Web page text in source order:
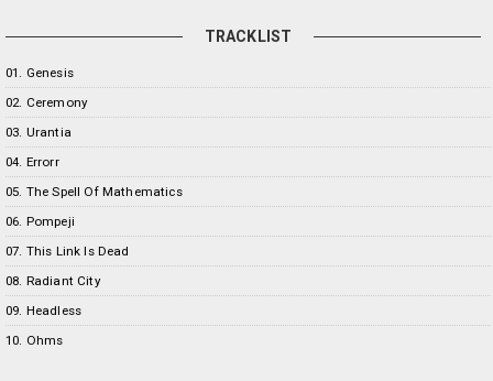
TRACKLIST
01. Genesis
02. Ceremony
03. Urantia
04. Errorr
05. The Spell Of Mathematics
06. Pompeji
07. This Link Is Dead
08. Radiant City
09. Headless
10. Ohms